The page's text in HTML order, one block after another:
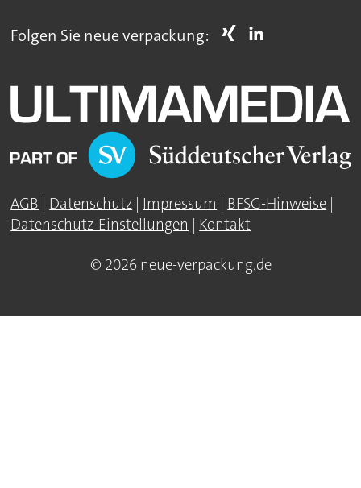
Folgen Sie neue verpackung:
AGB Datenschutz Impressum BFSG-Hinweise
Datenschutz-Einstellungen
Kontakt
© 2026 neue-verpackung.de